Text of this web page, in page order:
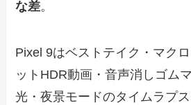
な差。
Pixel 9はベストテイク・マク
ットHDR動画・音声消しゴム
光・夜景モードのタイムラプ